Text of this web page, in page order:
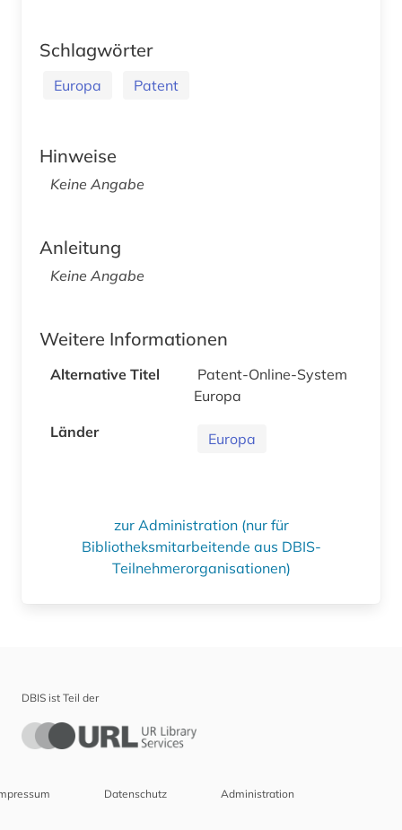
Schlagwörter
Europa Patent
Hinweise
Keine Angabe
Anleitung
Keine Angabe
Weitere Informationen
Alternative Titel
Patent-Online-System
Europa
Länder
Europa
zur Administration (nur für
Bibliotheksmitarbeitende aus DBIS-
Teilnehmerorganisationen)
DBIS ist Teil der
Datenschutz Administration